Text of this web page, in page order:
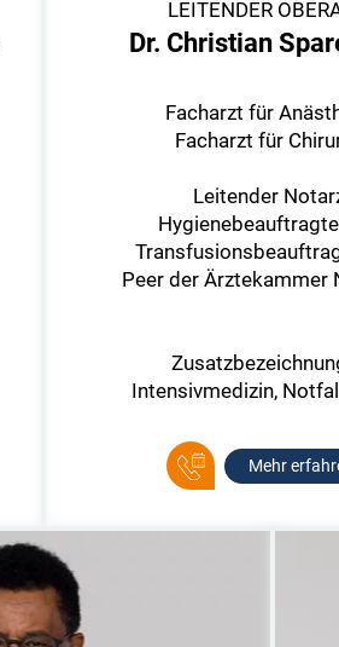
LEITENDER
Dr. Christian
Facharzt für
Facharzt für
Leitender
Peer der Ärztekammer
Intensivmedizin,
Mehr